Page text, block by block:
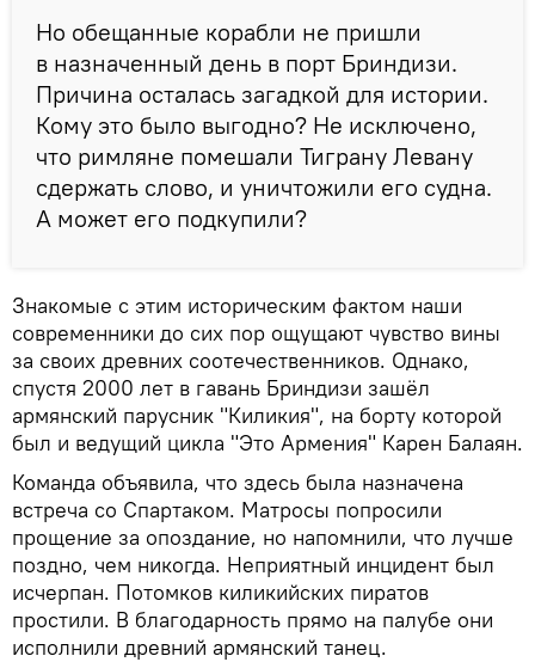
Но обещанные корабли не пришли
в назначенный день в порт Бриндизи.
Причина осталась загадкой для истории.
Кому это было выгодно? Не исключено,
что римляне помешали Тиграну Левану
сдержать слово, и уничтожили его судна.
А может его подкупили?
Знакомые с этим историческим фактом наши
современники до сих пор ощущают чувство вины
за своих древних соотечественников. Однако,
спустя 2000 лет в гавань Бриндизи зашёл
армянский парусник "Киликия", на борту которой
был и ведущий цикла "Это Армения" Карен Балаян.
Команда объявила, что здесь была назначена
встреча со Спартаком. Матросы попросили
прощение за опоздание, но напомнили, что лучше
поздно, чем никогда. Неприятный инцидент был
исчерпан. Потомков киликийских пиратов
простили. В благодарность прямо на палубе они
исполнили древний армянский танец.